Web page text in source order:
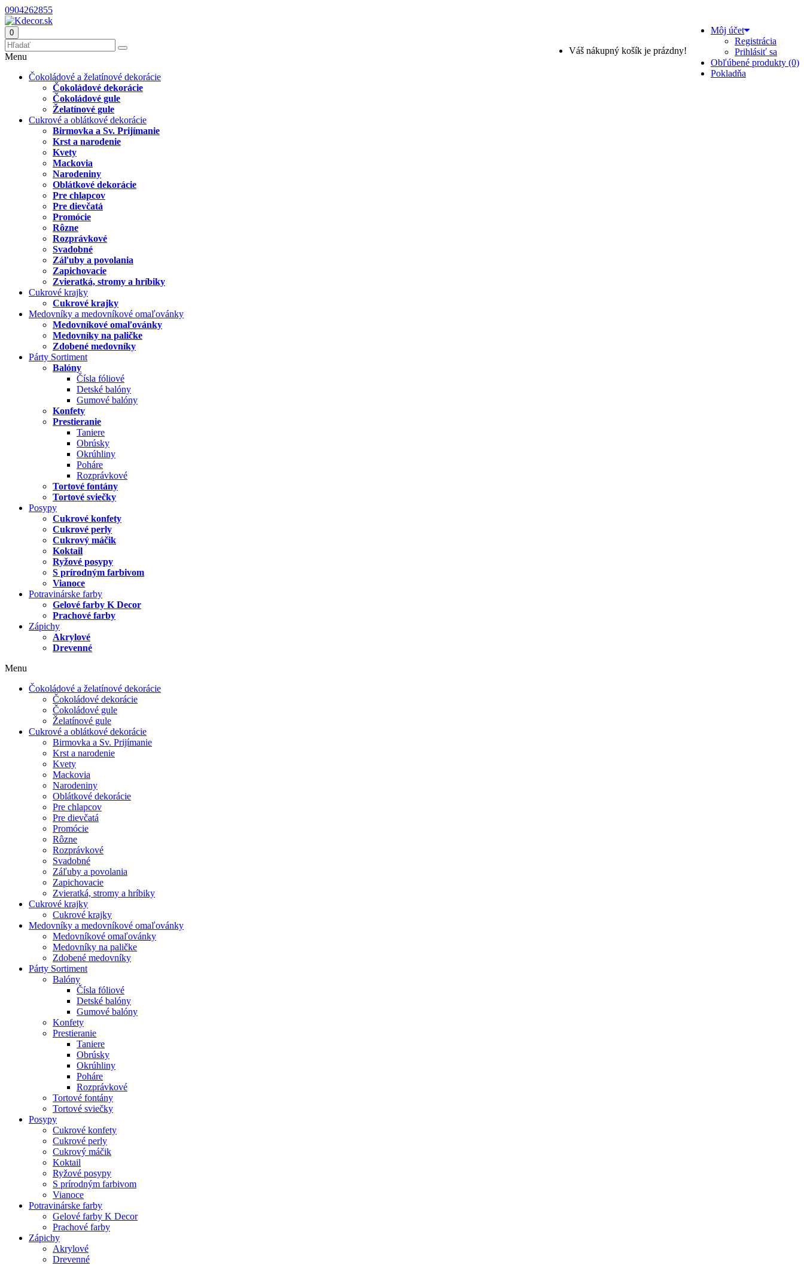
0904262855
Môj účet
Registrácia
Prihlásiť sa
Obľúbené produkty (0)
Pokladňa
0
Váš nákupný košík je prázdny!
Menu
Čokoládové a želatínové dekorácie
Čokoládové dekorácie
Čokoládové gule
Želatínové gule
Cukrové a oblátkové dekorácie
Birmovka a Sv. Prijímanie
Krst a narodenie
Kvety
Mackovia
Narodeniny
Oblátkové dekorácie
Pre chlapcov
Pre dievčatá
Promócie
Rôzne
Rozprávkové
Svadobné
Záľuby a povolania
Zapichovacie
Zvieratká, stromy a hríbiky
Cukrové krajky
Cukrové krajky
Medovníky a medovníkové omaľovánky
Medovníkové omaľovánky
Medovníky na paličke
Zdobené medovníky
Párty Sortiment
Balóny
Čísla fóliové
Detské balóny
Gumové balóny
Konfety
Prestieranie
Taniere
Obrúsky
Okrúhliny
Poháre
Rozprávkové
Tortové fontány
Tortové sviečky
Posypy
Cukrové konfety
Cukrové perly
Cukrový máčik
Koktail
Ryžové posypy
S prírodným farbivom
Vianoce
Potravinárske farby
Gelové farby K Decor
Prachové farby
Zápichy
Akrylové
Drevenné
Menu
Čokoládové a želatínové dekorácie
Čokoládové dekorácie
Čokoládové gule
Želatínové gule
Cukrové a oblátkové dekorácie
Birmovka a Sv. Prijímanie
Krst a narodenie
Kvety
Mackovia
Narodeniny
Oblátkové dekorácie
Pre chlapcov
Pre dievčatá
Promócie
Rôzne
Rozprávkové
Svadobné
Záľuby a povolania
Zapichovacie
Zvieratká, stromy a hríbiky
Cukrové krajky
Cukrové krajky
Medovníky a medovníkové omaľovánky
Medovníkové omaľovánky
Medovníky na paličke
Zdobené medovníky
Párty Sortiment
Balóny
Čísla fóliové
Detské balóny
Gumové balóny
Konfety
Prestieranie
Taniere
Obrúsky
Okrúhliny
Poháre
Rozprávkové
Tortové fontány
Tortové sviečky
Posypy
Cukrové konfety
Cukrové perly
Cukrový máčik
Koktail
Ryžové posypy
S prírodným farbivom
Vianoce
Potravinárske farby
Gelové farby K Decor
Prachové farby
Zápichy
Akrylové
Drevenné